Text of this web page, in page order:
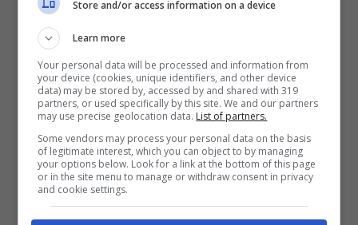
in prima persona, così come ildiesse Igli
Tare anche setra i due non c’è più lo
stesso rapporto di qualche tempo fa.
Sembra quasi una guerra tutti contro tutti.
L’addio di Massimiliano Allegri appare una
possibilità sempre più concreta e possibile
anche perché i rapporti con la dirigenza sono
Store and/or access information on a device
Learn more
Your personal data will be processed and information from
your device (cookies, unique identifiers, and other device
data) may be stored by, accessed by and shared with 319
partners, or used specifically by this site. We and our partners
may use precise geolocation data. List of partners.
Some vendors may process your personal data on the basis
of legitimate interest, which you can object to by managing
your options below. Look for a link at the bottom of this page
or in the site menu to manage or withdraw consent in privacy
and cookie settings.